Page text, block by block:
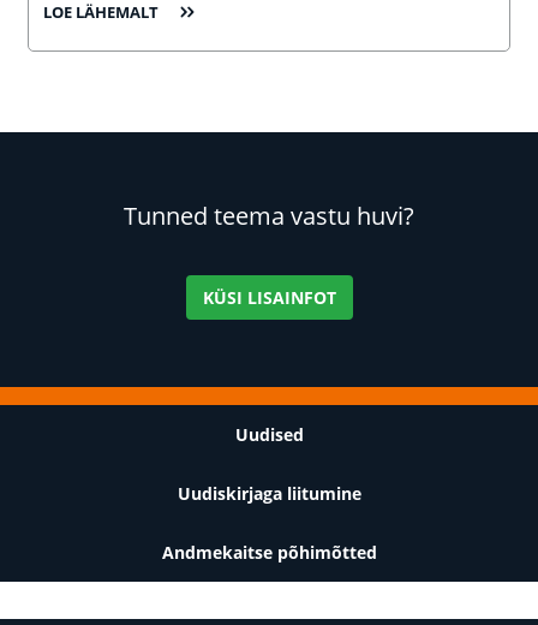
LOE LÄHEMALT
Tunned teema vastu huvi?
KÜSI LISAINFOT
Uudised
Uudiskirjaga liitumine
Andmekaitse põhimõtted